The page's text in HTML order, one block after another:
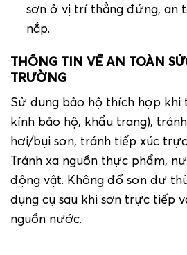
sơn ở vị trí thẳng đứng, an
nắp.
THÔNG TIN VỀ AN TOÀN
TRƯỜNG
Sử dụng bảo hộ thích hợp khi
kính bảo hộ, khẩu trang),
hơi/bụi sơn, tránh tiếp xúc
Tránh xa nguồn thực phẩm,
động vật. Không đổ sơn dư
dụng cụ sau khi sơn trực tiếp
nguồn nước.